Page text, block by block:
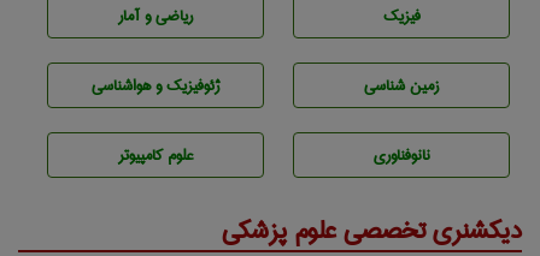
فیزیک ریاضی و آمار
زمين شناسی ژئوفيزيك و هواشناسی
نانوفناوری علوم کامپیوتر
دیکشنری تخصصی علوم پزشکی